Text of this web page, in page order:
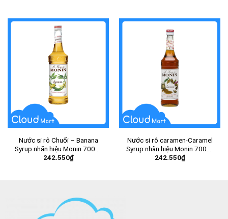
Nước si rô Chuối – Banana
Syrup nhãn hiệu Monin 700ml
– Chai
242.550₫
Nước si rô caramen-Caramel
Syrup nhãn hiệu Monin 700ml
– Chai
242.550₫